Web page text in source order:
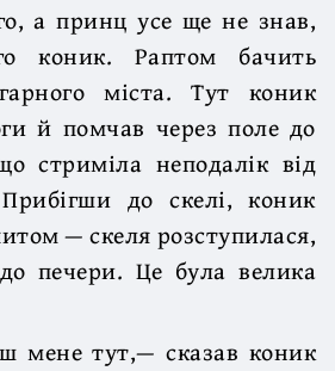
а принц усе ще не знав,
коник. Раптом бачить
міста. Тут коник
й помчав через поле до
стриміла неподалік від
до скелі, коник
— скеля розступилася,
печери. Це була велика
мене тут,— сказав коник